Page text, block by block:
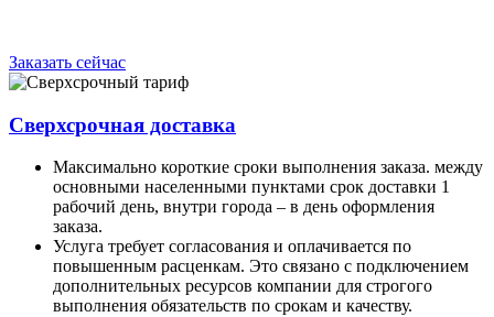
Заказать сейчас
Сверхсрочная доставка
Максимально короткие сроки выполнения заказа. между
основными населенными пунктами срок доставки 1
рабочий день, внутри города – в день оформления
заказа.
Услуга требует согласования и оплачивается по
повышенным расценкам. Это связано с подключением
дополнительных ресурсов компании для строгого
выполнения обязательств по срокам и качеству.